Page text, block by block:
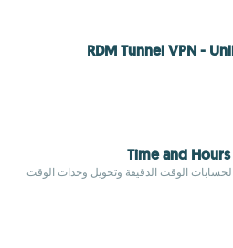
RDM Tunnel VPN -
Time and
لحسابات الوقت الدقيقة وتحويل وحدات الوقت